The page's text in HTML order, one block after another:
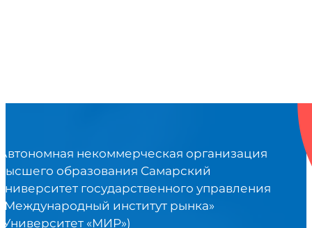
некоммерческая организация
образования Самарский
государственного управления
институт рынка»
«МИР»)